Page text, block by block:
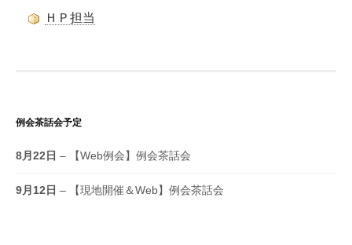
ＨＰ担当
例会茶話会予定
8月22日 – 【Web例会】例会茶話会
9月12日 – 【現地開催＆Web】例会茶話会